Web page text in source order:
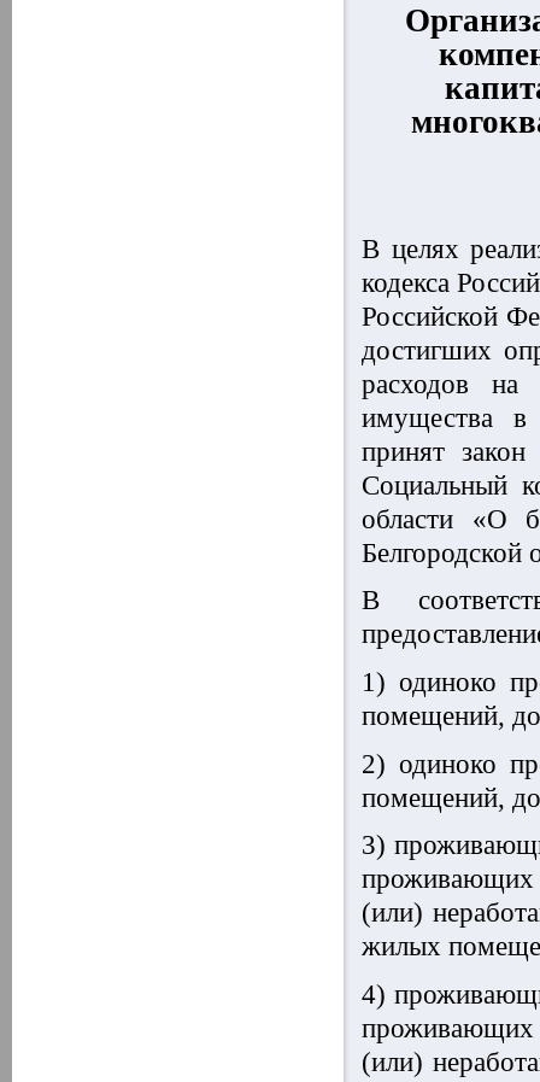
В целях
кодекса
Российской
достигших
расходов на
имущества в
принят
Социальный
области «О
Белгородской
В
1) одиноко
помещений,
2) одиноко
помещений,
3)
проживающих
(или)
жилых
4)
проживающих
(или)